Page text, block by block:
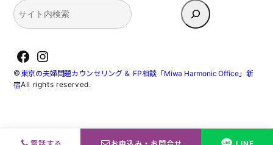
検
索
Facebook
Instagram
© 東京の夫婦問題カウンセリング ＆ FP相談「Miwa Harmonic Office」新
宿All rights reserved.
電話する お申込み・お問合せ LINE